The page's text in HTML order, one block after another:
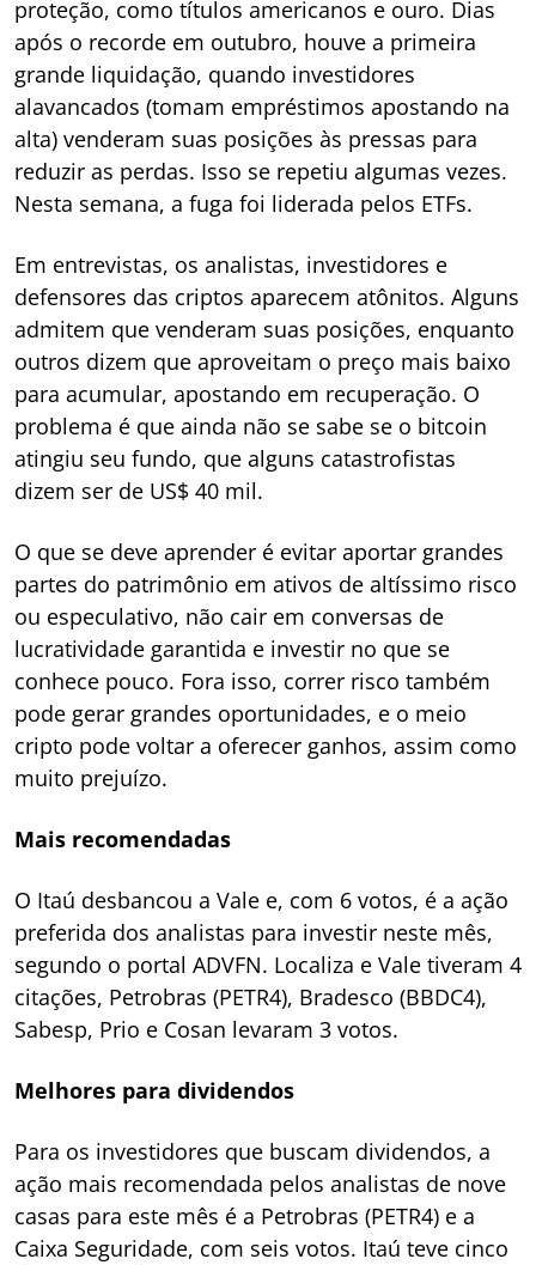
proteção, como títulos americanos e ouro. Dias
após o recorde em outubro, houve a primeira
grande liquidação, quando investidores
alavancados (tomam empréstimos apostando na
alta) venderam suas posições às pressas para
reduzir as perdas. Isso se repetiu algumas vezes.
Nesta semana, a fuga foi liderada pelos ETFs.
Em entrevistas, os analistas, investidores e
defensores das criptos aparecem atônitos. Alguns
admitem que venderam suas posições, enquanto
outros dizem que aproveitam o preço mais baixo
para acumular, apostando em recuperação. O
problema é que ainda não se sabe se o bitcoin
atingiu seu fundo, que alguns catastrofistas
dizem ser de US$ 40 mil.
O que se deve aprender é evitar aportar grandes
partes do patrimônio em ativos de altíssimo risco
ou especulativo, não cair em conversas de
lucratividade garantida e investir no que se
conhece pouco. Fora isso, correr risco também
pode gerar grandes oportunidades, e o meio
cripto pode voltar a oferecer ganhos, assim como
muito prejuízo.
Mais recomendadas
O Itaú desbancou a Vale e, com 6 votos, é a ação
preferida dos analistas para investir neste mês,
segundo o portal ADVFN. Localiza e Vale tiveram 4
citações, Petrobras (PETR4), Bradesco (BBDC4),
Sabesp, Prio e Cosan levaram 3 votos.
Melhores para dividendos
Para os investidores que buscam dividendos, a
ação mais recomendada pelos analistas de nove
casas para este mês é a Petrobras (PETR4) e a
Caixa Seguridade, com seis votos. Itaú teve cinco